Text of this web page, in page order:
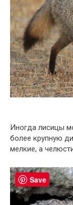
Иногда лисицы
более крупную
мелкие, а
Save